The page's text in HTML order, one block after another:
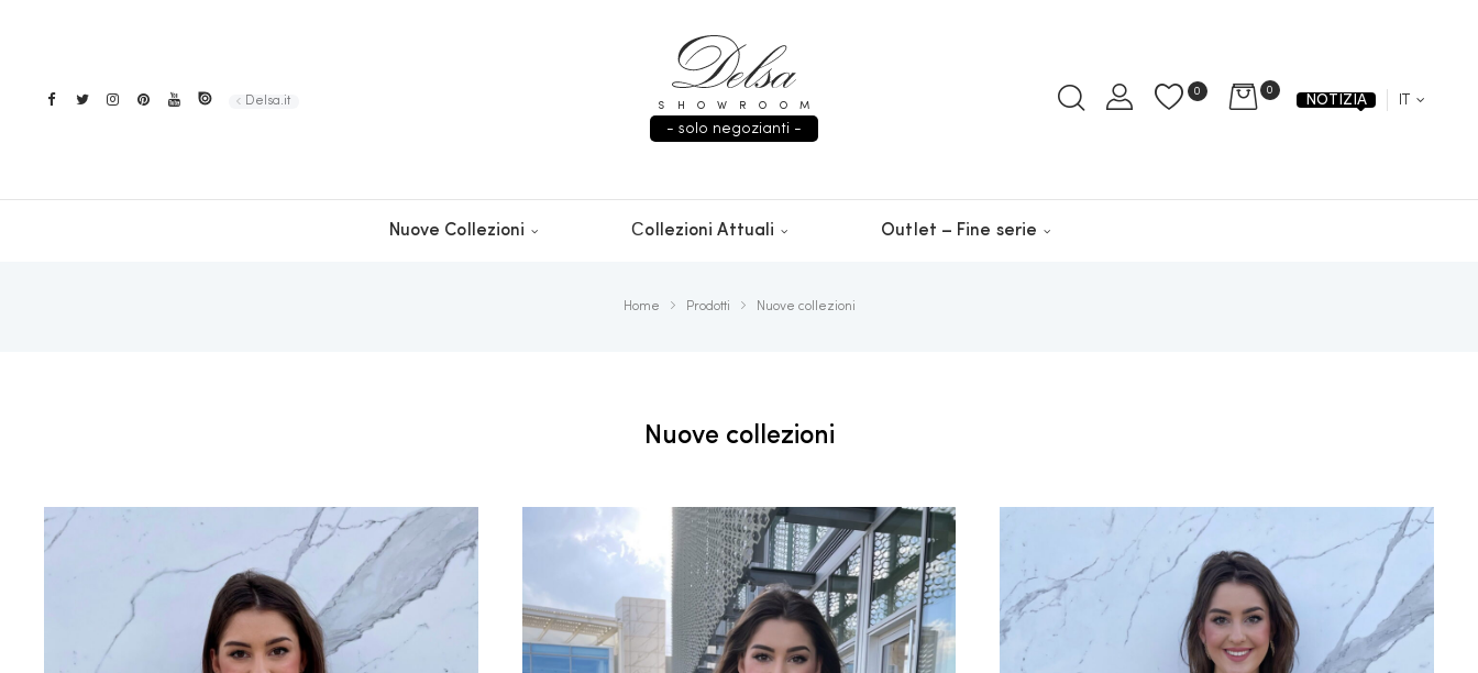
Delsa.it SHOWROOM
- solo negozianti -
0 0
NOTIZIA IT
Nuove Collezioni Сollezioni Attuali Outlet – Fine serie
Home Prodotti Nuove collezioni
Nuove collezioni